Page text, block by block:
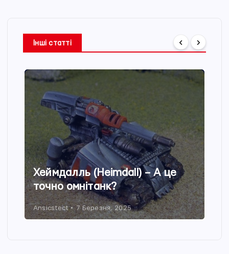
Інші статті
Хеймдалль (Heimdall) – А це
точно омнітанк?
Ansicstect 7 Березня, 2025